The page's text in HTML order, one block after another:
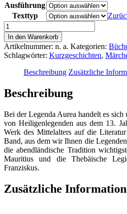
bis
15,00 €
Ausführung
Texttyp
Voragine,
Jacobus
de:
Legenda
Aurea
7
Menge
In den Warenkorb
Artikelnummer: n. a. Kategorien:
Schlagwörter: Kurzgeschichten,
Beschreibung Zusätzliche
Beschreibung
Bei der Legenda Aurea handelt es
von Heiligenlegenden aus dem 13.
Werk des Mittelalters auf die
Band, aus dem wir Ihnen die
die abendländische Tradition
Mauritius und die Thebäische
Franziskus.
Zusätzliche Information